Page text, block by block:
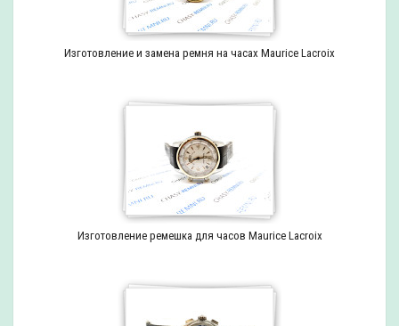
Изготовление и замена ремня на часах Maurice Lacroix
Изготовление ремешка для часов Maurice Lacroix